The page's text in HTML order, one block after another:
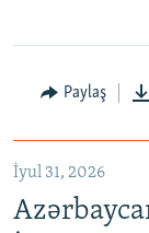
Paylaş
İyul 31, 2026